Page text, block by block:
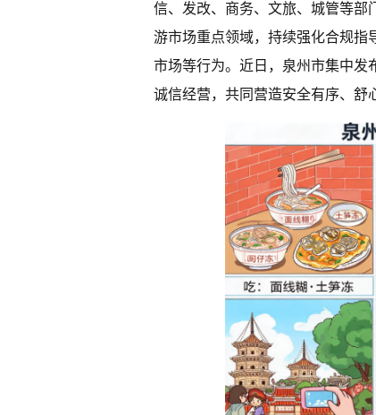
信、发改、商务、文旅、城管等部
游市场重点领域，持续强化合规指
市场等行为。近日，泉州市集中发
诚信经营，共同营造安全有序、舒